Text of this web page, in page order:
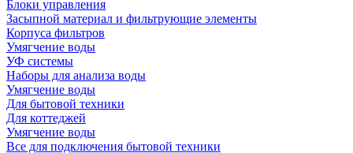
Блоки управления
Засыпной материал и фильтрующие элементы
Корпуса фильтров
Умягчение воды
УФ системы
Наборы для анализа воды
Умягчение воды
Для бытовой техники
Для коттеджей
Умягчение воды
Все для подключения бытовой техники